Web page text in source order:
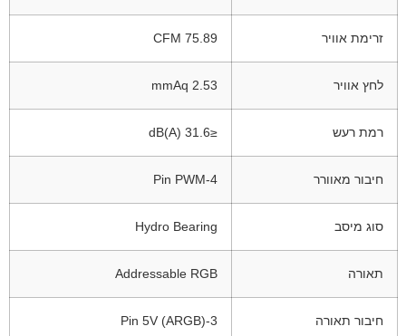
זרימת אוויר 75.89 CFM
לחץ אוויר 2.53 mmAq
רמת רעש ≤31.6 dB(A)
חיבור מאוורר 4-Pin PWM
סוג מיסב Hydro Bearing
תאורה Addressable RGB
חיבור תאורה 3-Pin 5V (ARGB)